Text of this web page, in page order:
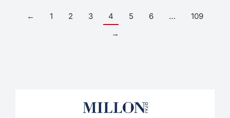
← 1 2 3 4 5 6 …
109
→